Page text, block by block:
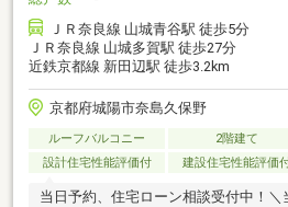
ＪＲ奈良線 山城青谷駅 徒歩5分
ＪＲ奈良線 山城多賀駅 徒歩27分
近鉄京都線 新田辺駅 徒歩3.2km
京都府城陽市奈島久保野
ルーフバルコニー 2階建て
設計住宅性能評価付
建設住宅性能評価
当日予約、住宅ローン相談受付中！